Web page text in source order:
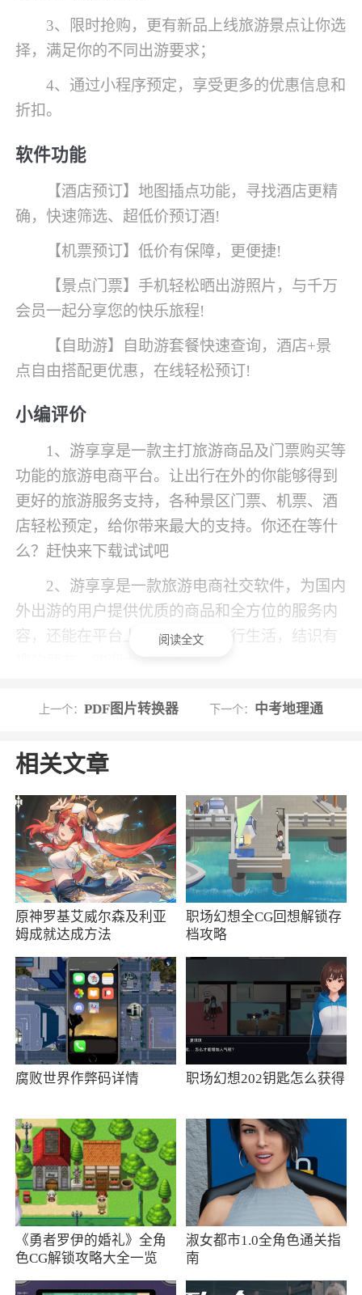
3、限时抢购，更有新品上线旅游景点让你选
择，满足你的不同出游要求；
4、通过小程序预定，享受更多的优惠信息和
折扣。
软件功能
【酒店预订】地图插点功能，寻找酒店更精
确，快速筛选、超低价预订酒!
【机票预订】低价有保障，更便捷!
【景点门票】手机轻松晒出游照片，与千万
会员一起分享您的快乐旅程!
【自助游】自助游套餐快速查询，酒店+景
点自由搭配更优惠，在线轻松预订!
小编评价
1、游享享是一款主打旅游商品及门票购买等
功能的旅游电商平台。让出行在外的你能够得到
更好的旅游服务支持，各种景区门票、机票、酒
店轻松预定，给你带来最大的支持。你还在等什
么？赶快来下载试试吧
2、游享享是一款旅游电商社交软件，为国内
外出游的用户提供优质的商品和全方位的服务内
容，还能在平台上分享自己的旅行生活，结识有
3、游享享是每一个热爱旅游的用户都需要的
又省钱，让你更加喜欢旅游的感觉~
4、游享享是同程网络科技股份有限公司最新
打造的一款旅游电商平台，将旅游出行与电商购
物相结合，各种旅游优惠信息第一时间提供，吃
喝玩乐住行等优惠全支持~这里不仅有海量旅游商
品等着你，更提供景点门票购、酒店预订、机票
预订等，你想要自助游，这里也有相关套餐支
持，价格绝对比同行业优惠，值得一试哦~
阅读全文
上一个： PDF图片转换器 下一个： 中考地理通
相关文章
原神罗基艾威尔森及利亚
姆成就达成方法
职场幻想全CG回想解锁存
档攻略
腐败世界作弊码详情 职场幻想202钥匙怎么获得
《勇者罗伊的婚礼》全角
色CG解锁攻略大全一览
淑女都市1.0全角色通关指
南